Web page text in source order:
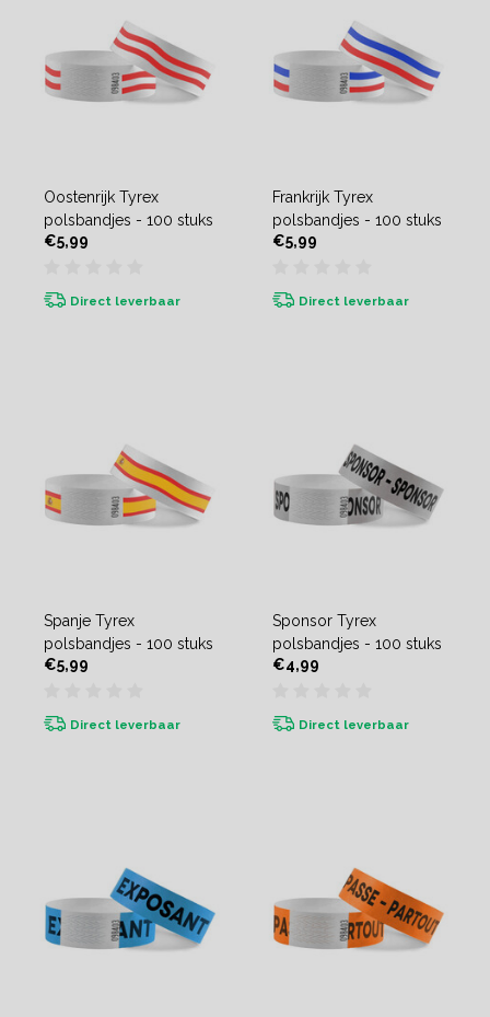
Oostenrijk Tyrex
polsbandjes - 100 stuks
€5,99
Direct leverbaar
Frankrijk Tyrex
polsbandjes - 100 stuks
€5,99
Direct leverbaar
Spanje Tyrex
polsbandjes - 100 stuks
€5,99
Direct leverbaar
Sponsor Tyrex
polsbandjes - 100 stuks
€4,99
Direct leverbaar